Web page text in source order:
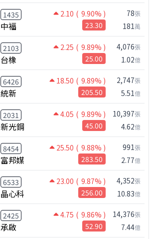
1435 2.10 ( 9.90% )
中福 23.30
78張
181萬
2103 2.25 ( 9.89% )
台橡 25.00
4,076張
1.02億
6426 18.50 ( 9.89% )
統新 205.50
2,747張
5.51億
2031 4.05 ( 9.89% )
新光鋼 45.00
10,397張
4.62億
8454 25.50 ( 9.88% )
富邦媒 283.50
991張
2.77億
6533 23.00 ( 9.87% )
晶心科 256.00
4,352張
10.83億
2425 4.75 ( 9.86% )
承啟 52.90
14,376張
7.44億